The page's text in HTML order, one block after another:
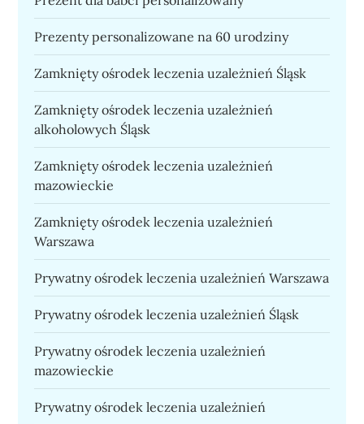
Prezenty personalizowane na 60 urodziny
Zamknięty ośrodek leczenia uzależnień Śląsk
Zamknięty ośrodek leczenia uzależnień
alkoholowych Śląsk
Zamknięty ośrodek leczenia uzależnień
mazowieckie
Zamknięty ośrodek leczenia uzależnień
Warszawa
Prywatny ośrodek leczenia uzależnień Warszawa
Prywatny ośrodek leczenia uzależnień Śląsk
Prywatny ośrodek leczenia uzależnień
mazowieckie
Prywatny ośrodek leczenia uzależnień